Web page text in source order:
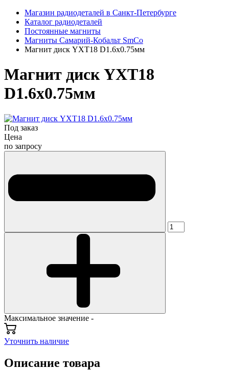
Магазин радиодеталей в Санкт-Петербурге
Каталог радиодеталей
Постоянные магниты
Магниты Самарий-Кобальт SmCo
Магнит диск YXT18 D1.6x0.75мм
Магнит диск YXT18
D1.6x0.75мм
Под заказ
Цена
по запросу
Максимальное значение -
Уточнить наличие
Описание товара